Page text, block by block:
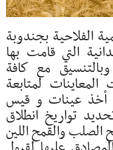
الفلاحية بجندوبة
التي قامت بها
مع كافة
لمتابعة
أخذ عينات و قيس
تواريخ انطلاق
الصلب والقمح اللين